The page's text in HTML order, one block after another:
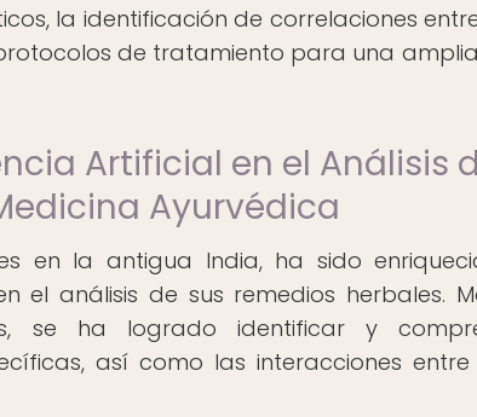
la identificación de correlaciones
de tratamiento para una
Artificial en el Análisis
Ayurvédica
en la antigua India, ha sido
el análisis de sus remedios herbales.
se ha logrado identificar y
así como las interacciones entre